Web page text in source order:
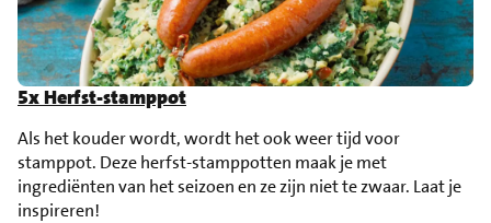
5x Herfst-stamppot
Als het kouder wordt, wordt het ook weer tijd voor
stamppot. Deze herfst-stamppotten maak je met
ingrediënten van het seizoen en ze zijn niet te zwaar. Laat je
inspireren!